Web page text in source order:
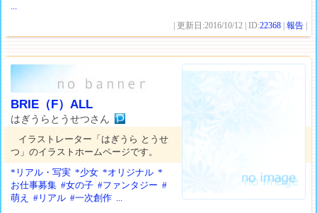
...
| 更新日:2016/10/12 | ID:22368 |報告
BRIE（F）ALL
はぎうらとうせつさん
イラストレーター「はぎうら とうせ
つ」のイラストホームページです。
*リアル・写実 *少女 *オリジナル *
お仕事募集 #女の子 #ファンタジー #
萌え
#リアル #一次創作 ...